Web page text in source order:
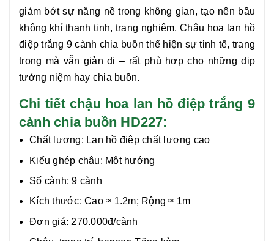
giảm bớt sự năng nề trong không gian, tạo nên bầu
không khí thanh tịnh, trang nghiêm.Chậu hoa lan hồ
điệp trắng 9 cành chia buồn thể hiện sự tinh tế, trang
trọng mà vẫn giản dị – rất phù hợp cho những dịp
tưởng niệm hay chia buồn.
Chi tiết chậu hoa lan hồ điệp trắng 9
cành chia buồn HD227:
Chất lượng: Lan hồ điệp chất lượng cao
Kiểu ghép chậu: Một hướng
Số cành: 9 cành
Kích thước: Cao ≈ 1.2m; Rộng ≈ 1m
Đơn giá: 270.000đ/cành